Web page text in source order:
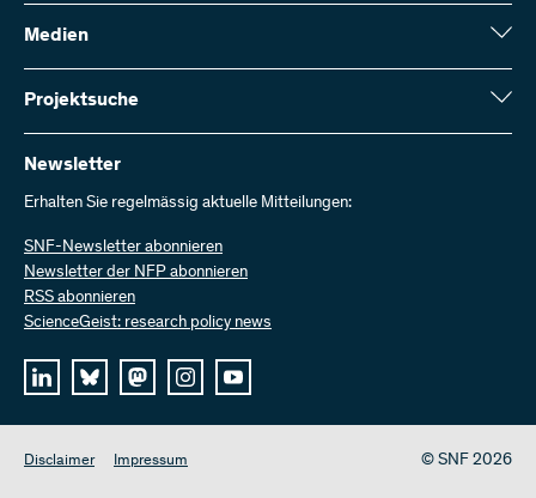
Schweizerischer Nationalfonds (SNF)
Wildhainweg 3
Kontakt aufnehmen
Rechnung senden
Bei uns arbeiten
Offene Stellen
Medien
Medienauskünfte
Jahresbericht
Projektsuche
Hier finden Sie umfangreiche Informationen zu den vom SNF
bewilligten Forschungsprojekten und Förderbeiträgen:
Projektsuche
Newsletter
Erhalten Sie regelmässig aktuelle Mitteilungen:
SNF-Newsletter abonnieren
Newsletter der NFP abonnieren
RSS abonnieren
ScienceGeist: research policy news
Disclaimer Impressum © SNF 2026